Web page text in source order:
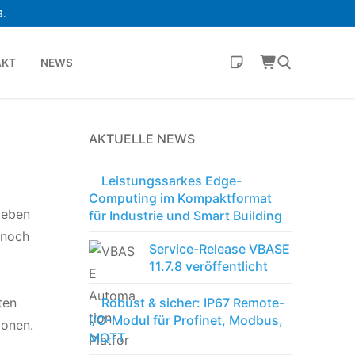
NEWS
AKTUELLE NEWS
Leistungssarkes Edge-
Computing im Kompaktformat
für Industrie und Smart Building
Service-Release VBASE
11.7.8 veröffentlicht
Robust & sicher: IP67 Remote-
I/O-Modul für Profinet, Modbus,
MQTT